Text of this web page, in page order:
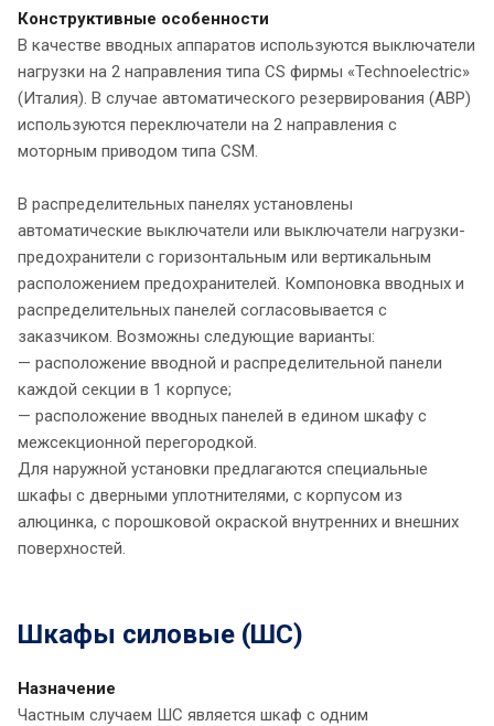
Конструктивные особенности
В качестве вводных аппаратов используются выключатели
нагрузки на 2 направления типа CS фирмы «Technoelectric»
(Италия). В случае автоматического резервирования (АВР)
используются переключатели на 2 направления с
моторным приводом типа CSM.
В распределительных панелях установлены
автоматические выключатели или выключатели нагрузки-
предохранители с горизонтальным или вертикальным
расположением предохранителей. Компоновка вводных и
распределительных панелей согласовывается с
заказчиком. Возможны следующие варианты:
— расположение вводной и распределительной панели
каждой секции в 1 корпусе;
— расположение вводных панелей в едином шкафу с
межсекционной перегородкой.
Для наружной установки предлагаются специальные
шкафы с дверными уплотнителями, с корпусом из
алюцинка, с порошковой окраской внутренних и внешних
поверхностей.
Шкафы силовые (ШС)
Назначение
Частным случаем ШС является шкаф с одним